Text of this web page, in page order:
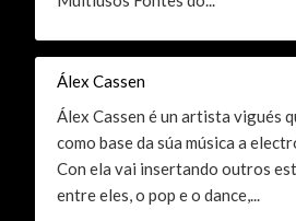
Álex Cassen
Álex Cassen é un artista vigués
como base da súa música a
Con ela vai insertando outros
entre eles, o pop e o dance,...